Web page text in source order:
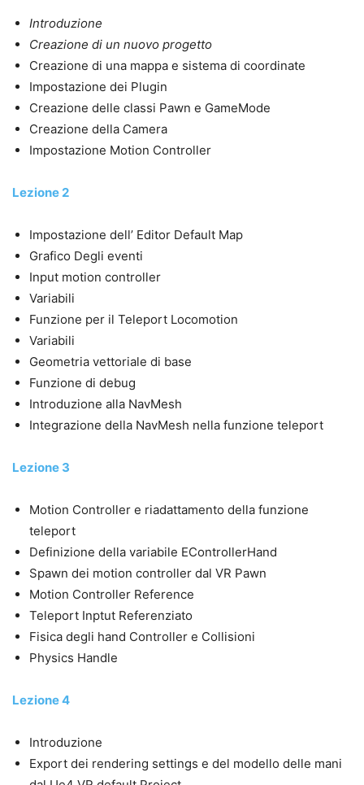
Introduzione
Creazione di un nuovo progetto
Creazione di una mappa e sistema di coordinate
Impostazione dei Plugin
Creazione delle classi Pawn e GameMode
Creazione della Camera
Impostazione Motion Controller
Lezione 2
Impostazione dell’ Editor Default Map
Grafico Degli eventi
Input motion controller
Variabili
Funzione per il Teleport Locomotion
Variabili
Geometria vettoriale di base
Funzione di debug
Introduzione alla NavMesh
Integrazione della NavMesh nella funzione teleport
Lezione 3
Motion Controller e riadattamento della funzione
teleport
Definizione della variabile EControllerHand
Spawn dei motion controller dal VR Pawn
Motion Controller Reference
Teleport Inptut Referenziato
Fisica degli hand Controller e Collisioni
Physics Handle
Lezione 4
Introduzione
Export dei rendering settings e del modello delle mani